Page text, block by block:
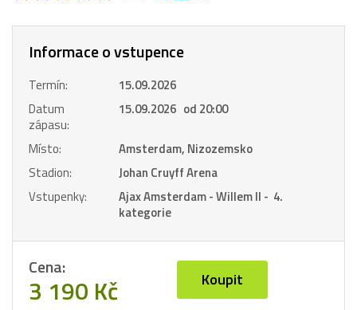
Informace o vstupence
Termín:
15.09.2026
Datum
zápasu:
15.09.2026 od 20:00
Místo:
Amsterdam, Nizozemsko
Stadion:
Johan Cruyff Arena
Vstupenky:
Ajax Amsterdam - Willem II - 4.
kategorie
Cena:
3 190 Kč Koupit